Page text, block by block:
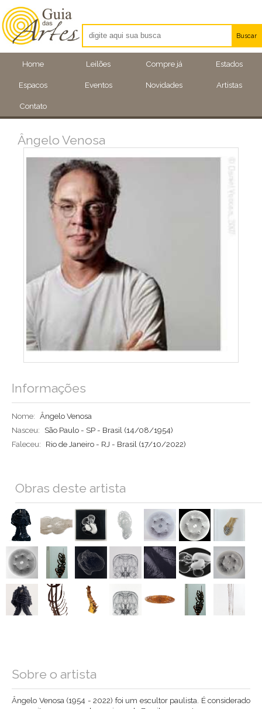
Home Leilões Compre já Estados
Espacos Eventos Novidades Artistas
Contato
Buscar
Artistas
Eventos
Ângelo Venosa
Informações
Nome: Ângelo Venosa
Nasceu:
São Paulo - SP - Brasil (14/08/1954)
Faleceu:
Rio de Janeiro - RJ - Brasil (17/10/2022)
Obras deste artista
Sobre o artista
Ângelo Venosa (1954 - 2022) foi um escultor paulista. É considerado